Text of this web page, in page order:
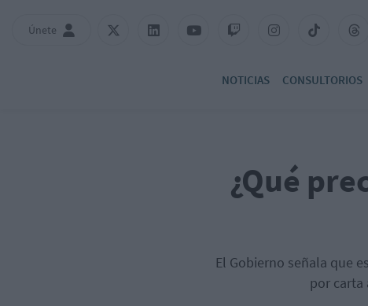
Únete
NOTICIAS CONSULTORIOS
¿Qué
El Gobierno señala que
por carta